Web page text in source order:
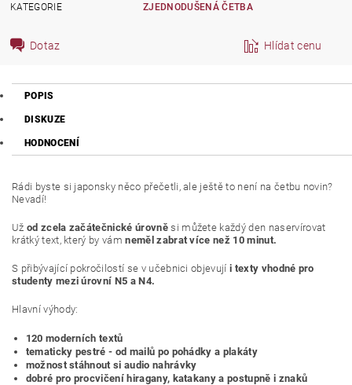
KATEGORIE
ZJEDNODUŠENÁ ČETBA
Dotaz Hlídat cenu
POPIS
DISKUZE
HODNOCENÍ
Rádi byste si japonsky něco přečetli, ale ještě to není na četbu novin?
Nevadí!
Už od zcela začátečnické úrovněsi můžete každý den naservírovat
krátký text, který by vám neměl zabrat více než 10 minut.
S přibývající pokročilostí se v učebnici objevují i texty vhodné pro
studenty mezi úrovní N5 a N4.
Hlavní výhody:
120 moderních textů
tematicky pestré - od mailů po pohádky a plakáty
možnost stáhnout si audio nahrávky
dobré pro procvičení hiragany, katakany a postupně i znaků